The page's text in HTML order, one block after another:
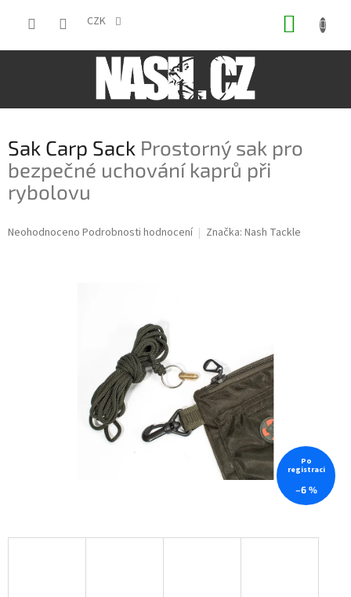
CZK
Sak Carp Sack Prostorný sak pro
bezpečné uchování kaprů při
rybolovu
Průměrné
Neohodnoceno Podrobnosti hodnocení Značka: Nash Tackle
Po
registraci
–6 %